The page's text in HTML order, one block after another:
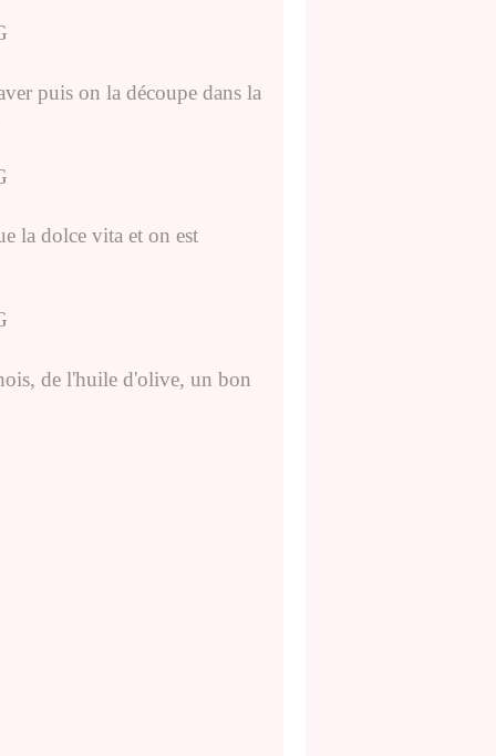
puis on la découpe dans la
la dolce vita et on est
de l'huile d'olive, un bon